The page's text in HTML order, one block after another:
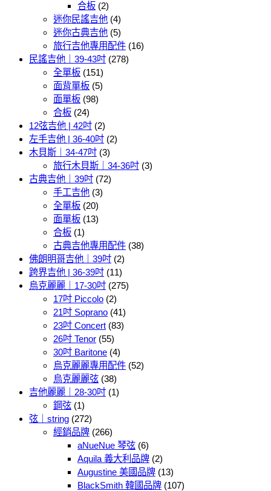
合板 (2)
迷你民謠吉他 (4)
迷你古典吉他 (5)
旅行吉他專用配件 (16)
民謠吉他｜39-43吋 (278)
全單板 (151)
面背單板 (5)
面單板 (98)
合板 (24)
12弦吉他 | 42吋 (2)
左手吉他 | 36-40吋 (2)
木貝斯｜34-47吋 (3)
旅行木貝斯｜34-36吋 (3)
古典吉他｜39吋 (72)
手工吉他 (3)
全單板 (20)
面單板 (13)
合板 (1)
古典吉他專用配件 (38)
佛朗明哥吉他｜39吋 (2)
跨界吉他 | 36-39吋 (11)
烏克麗麗｜17-30吋 (275)
17吋 Piccolo (2)
21吋 Soprano (41)
23吋 Concert (83)
26吋 Tenor (55)
30吋 Baritone (4)
烏克麗麗專用配件 (52)
烏克麗麗弦 (38)
吉他麗麗｜28-30吋 (1)
鋼弦 (1)
弦｜string (272)
經銷品牌 (266)
aNueNue 琴弦 (6)
Aquila 義大利品牌 (2)
Augustine 美國品牌 (13)
BlackSmith 韓國品牌 (107)